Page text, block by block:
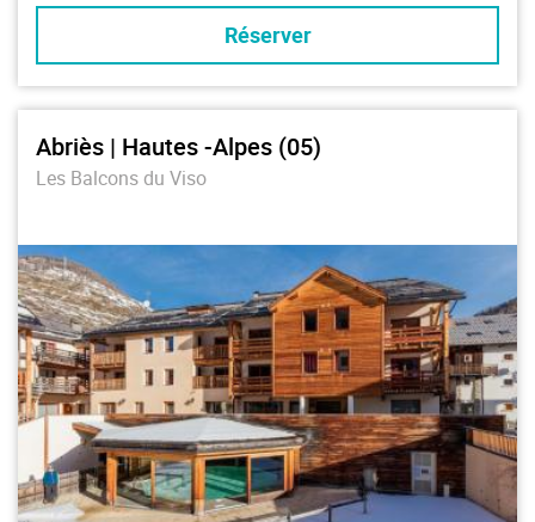
Réserver
Abriès | Hautes -Alpes (05)
Les Balcons du Viso